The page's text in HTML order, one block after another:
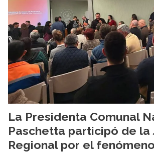
La Presidenta Comunal
Paschetta participó de la
Regional por el